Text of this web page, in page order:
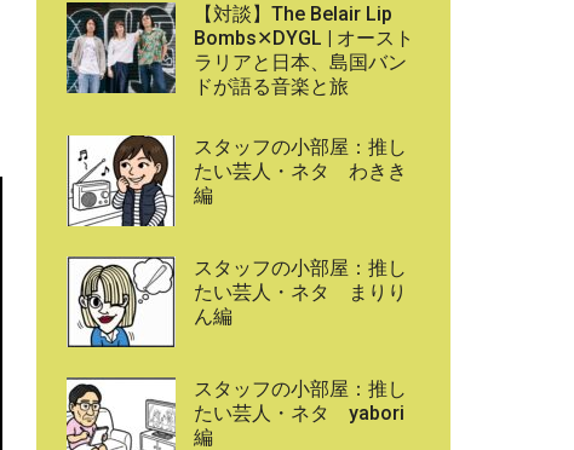
【対談】The Belair Lip
Bombs✕DYGL | オースト
ラリアと日本、島国バン
ドが語る音楽と旅
スタッフの小部屋：推し
たい芸人・ネタ わきき
編
スタッフの小部屋：推し
たい芸人・ネタ まりり
ん編
スタッフの小部屋：推し
たい芸人・ネタ yabori
編